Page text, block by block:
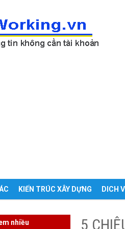
KIẾN TRÚC XÂY DỰNG DICH
5
nhiều